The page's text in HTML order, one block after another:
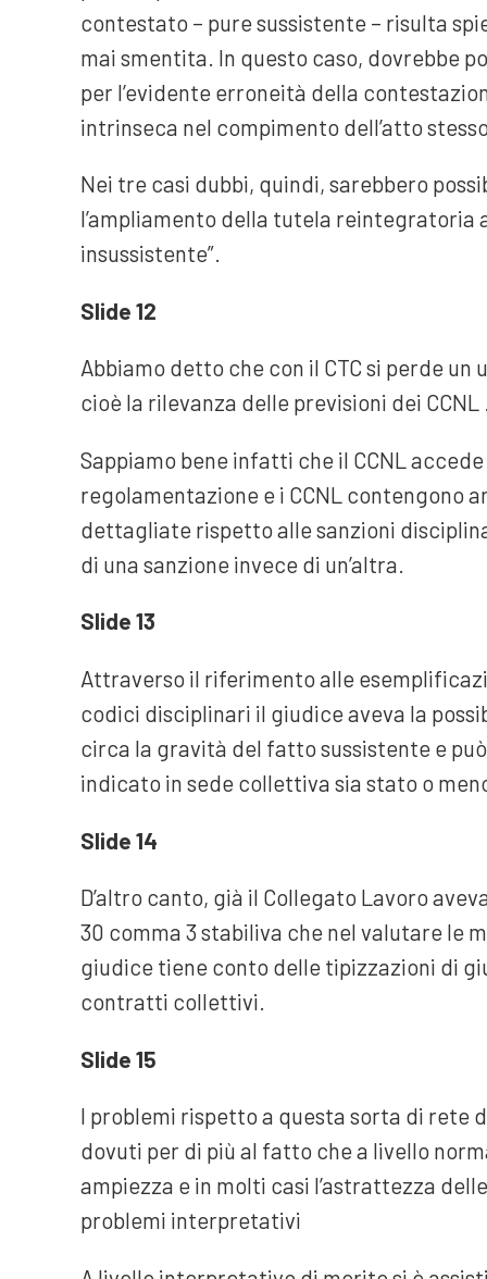
contestato – pure sussistente – risulta
mai smentita. In questo caso, dovrebbe
per l’evidente erroneità della
intrinseca nel compimento dell’atto
Nei tre casi dubbi, quindi, sarebbero
l’ampliamento della tutela reintegratoria
insussistente”.
Slide 12
Abbiamo detto che con il CTC si perde
cioè la rilevanza delle previsioni dei CCNL
Sappiamo bene infatti che il CCNL
regolamentazione e i CCNL contengono
dettagliate rispetto alle sanzioni
di una sanzione invece di un’altra.
Slide 13
Attraverso il riferimento alle
codici disciplinari il giudice aveva la
circa la gravità del fatto sussistente e
indicato in sede collettiva sia stato o
Slide 14
D’altro canto, già il Collegato Lavoro
30 comma 3 stabiliva che nel valutare le
giudice tiene conto delle tipizzazioni di
contratti collettivi.
Slide 15
I problemi rispetto a questa sorta di rete
dovuti per di più al fatto che a livello
ampiezza e in molti casi l’astrattezza
problemi interpretativi